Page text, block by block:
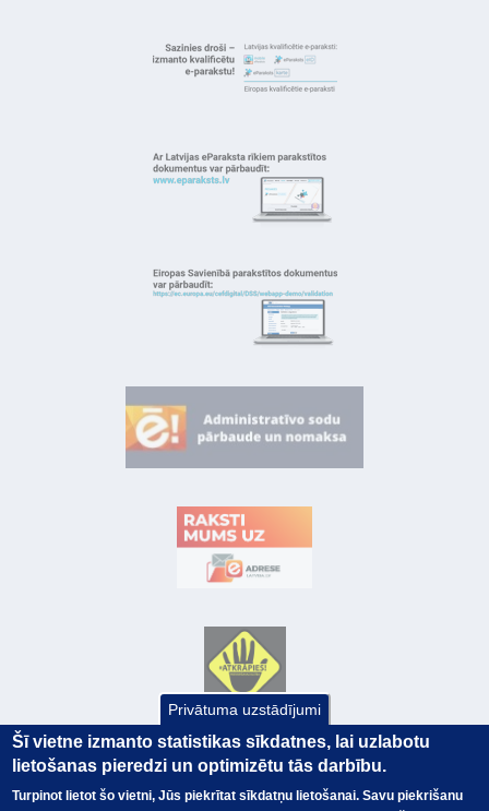
Privātuma uzstādījumi
Šī vietne izmanto statistikas sīkdatnes, lai uzlabotu
lietošanas pieredzi un optimizētu tās darbību.
Turpinot lietot šo vietni, Jūs piekrītat sīkdatņu lietošanai. Savu piekrišanu